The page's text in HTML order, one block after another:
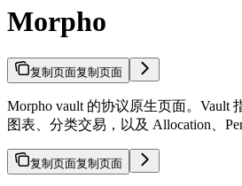
Morpho
复制页面复制页面
Morpho vault 的协议原生页面。Vault
图表、分类交易，以及 Allocation、
复制页面复制页面